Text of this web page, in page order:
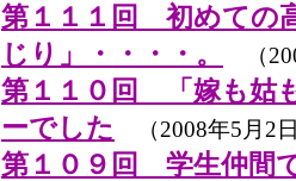
第１１１回 初めての
じり」・・・・。
（
第１１０回 「嫁も姑
ーでした
（2008年5月2
第１０９回 学生仲間